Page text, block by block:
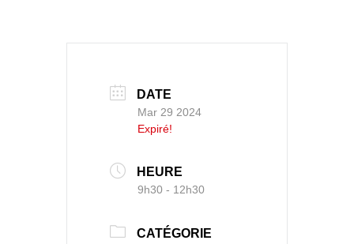
DATE
Mar 29 2024
Expiré!
HEURE
9h30 - 12h30
CATÉGORIE